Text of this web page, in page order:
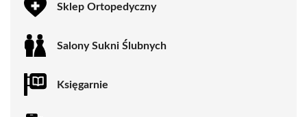
Sklep Ortopedyczny
Salony Sukni Ślubnych
Księgarnie